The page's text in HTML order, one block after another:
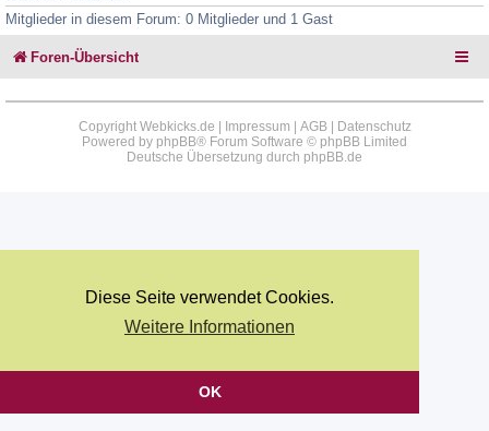
Diese Seite verwendet Cookies.
Weitere Informationen
OK
Mitglieder in diesem Forum: 0 Mitglieder und 1 Gast
Foren-Übersicht
Copyright Webkicks.de | Impressum AGB|
Datenschutz
Powered by phpBB® Forum Software © phpBB Limited
Deutsche Übersetzung durch phpBB.de